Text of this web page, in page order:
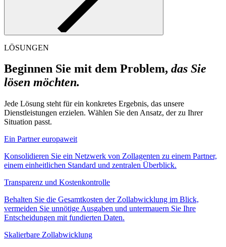
LÖSUNGEN
Beginnen Sie mit dem Problem, das Sie
lösen möchten.
Jede Lösung steht für ein konkretes Ergebnis, das unsere
Dienstleistungen erzielen. Wählen Sie den Ansatz, der zu Ihrer
Situation passt.
Ein Partner europaweit
Konsolidieren Sie ein Netzwerk von Zollagenten zu einem Partner,
einem einheitlichen Standard und zentralen Überblick.
Transparenz und Kostenkontrolle
Behalten Sie die Gesamtkosten der Zollabwicklung im Blick,
vermeiden Sie unnötige Ausgaben und untermauern Sie Ihre
Entscheidungen mit fundierten Daten.
Skalierbare Zollabwicklung